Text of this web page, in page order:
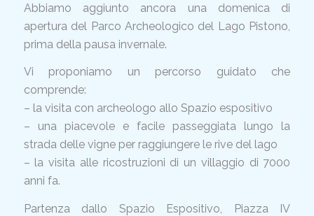
Abbiamo aggiunto ancora una domenica di
apertura del Parco Archeologico del Lago Pistono,
prima della pausa invernale.
Vi proponiamo un percorso guidato che
comprende:
– la visita con archeologo allo Spazio espositivo
– una piacevole e facile passeggiata lungo la
strada delle vigne per raggiungere le rive del lago
– la visita alle ricostruzioni di un villaggio di 7000
anni fa.
Partenza dallo Spazio Espositivo, Piazza IV